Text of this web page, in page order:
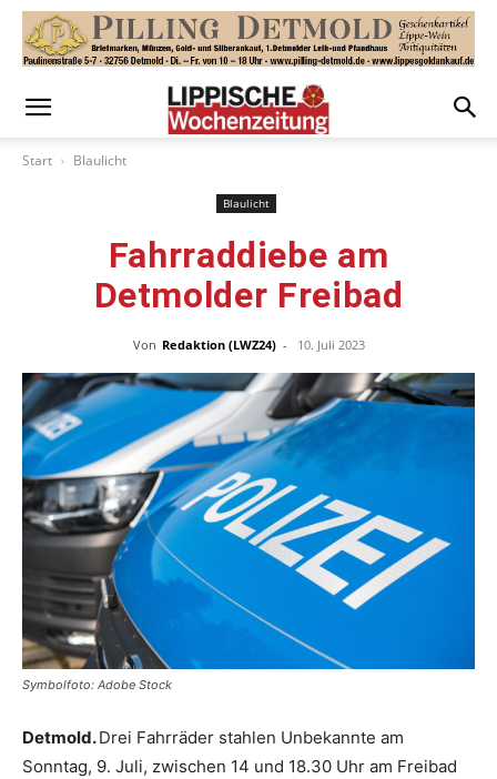
Start Blaulicht
Blaulicht
Fahrraddiebe am
Detmolder Freibad
Von Redaktion (LWZ24) - 10. Juli 2023
Symbolfoto: Adobe Stock
Detmold.Drei Fahrräder stahlen Unbekannte am
Sonntag, 9. Juli, zwischen 14 und 18.30 Uhr am Freibad